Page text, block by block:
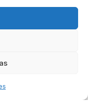
Noticias™